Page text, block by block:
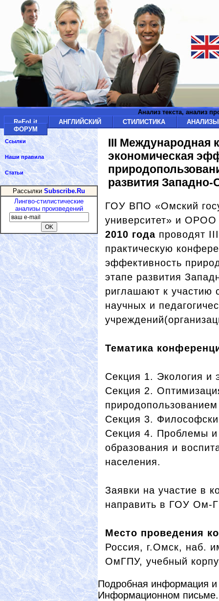
Анализ текста, анализ
ReFoLit
АНГЛИЙСКИЙ СТИЛИСТИКА
ФОРУМ
III Международная
экономическая
развития Западно-
ГОУ ВПО «Омский
университет» и
2010 года проводят
практическую
эффективность
этапе развития
риглашают к участию
научных и
Тематика
Секция 1. Экология и
Секция 2.
природопользованием
Секция 3.
Секция 4. Проблемы и
образования и
населения.
Заявки на участие в
направить в ГОУ Ом-
Место проведения
Россия, г.Омск, наб.
ОмГПУ, учебный
Подробная информация и
Информационном письме.
Ссылки
Наши правила
Статьи
Рассылки Subscribe.Ru
Лингво-стилистические
анализы произведений